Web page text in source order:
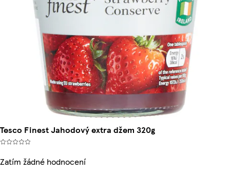
Tesco Finest Jahodový extra džem 320g
Zatím žádné hodnocení